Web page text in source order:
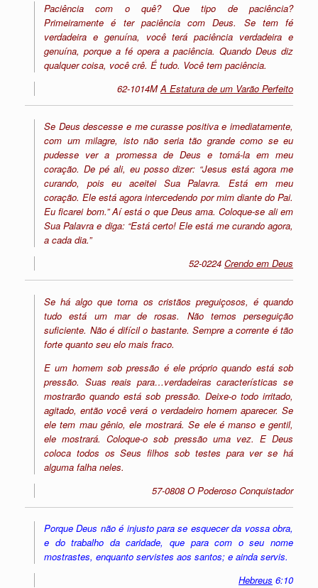
Paciência com o quê? Que tipo de paciência?
Primeiramente é ter paciência com Deus. Se tem fé
verdadeira e genuína, você terá paciência verdadeira e
genuína, porque a fé opera a paciência. Quando Deus diz
qualquer coisa, você crê. É tudo. Você tem paciência.
62-1014MA Estatura de um Varão Perfeito
Se Deus descesse e me curasse positiva e imediatamente,
com um milagre, isto não seria tão grande como se eu
pudesse ver a promessa de Deus e tomá-la em meu
coração. De pé ali, eu posso dizer: “Jesus está agora me
curando, pois eu aceitei Sua Palavra. Está em meu
coração. Ele está agora intercedendo por mim diante do Pai.
Eu ficarei bom.” Aí está o que Deus ama. Coloque-se ali em
Sua Palavra e diga: “Está certo! Ele está me curando agora,
a cada dia.”
52-0224 Crendo em Deus
Se há algo que torna os cristãos preguiçosos, é quando
tudo está um mar de rosas. Não temos perseguição
suficiente. Não é difícil o bastante. Sempre a corrente é tão
forte quanto seu elo mais fraco.
E um homem sob pressão é ele próprio quando está sob
pressão. Suas reais para…verdadeiras características se
mostrarão quando está sob pressão. Deixe-o todo irritado,
agitado, então você verá o verdadeiro homem aparecer. Se
ele tem mau gênio, ele mostrará. Se ele é manso e gentil,
ele mostrará. Coloque-o sob pressão uma vez. E Deus
coloca todos os Seus filhos sob testes para ver se há
alguma falha neles.
57-0808 O Poderoso Conquistador
Porque Deus não é injusto para se esquecer da vossa obra,
e do trabalho da caridade, que para com o seu nome
mostrastes, enquanto servistes aos santos; e ainda servis.
Hebreus 6:10